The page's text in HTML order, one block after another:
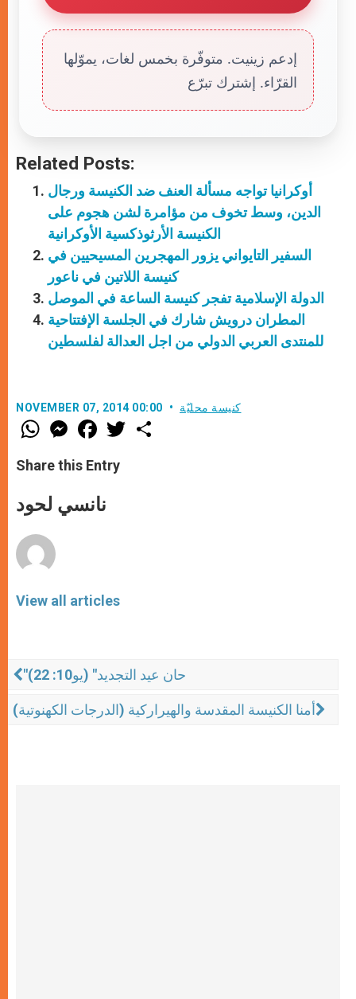
إدعم زينيت. متوفّرة بخمس لغات، يموّلها
القرّاء. إشترك تبرّع
Related Posts:
أوكرانيا تواجه مسألة العنف ضد الكنيسة ورجال
الدين، وسط تخوف من مؤامرة لشن هجوم على
الكنيسة الأرثوذكسية الأوكرانية
السفير التايواني يزور المهجرين المسيحيين في
كنيسة اللاتين في ناعور
الدولة الإسلامية تفجر كنيسة الساعة في الموصل
المطران درويش شارك في الجلسة الإفتتاحية
للمنتدى العربي الدولي من اجل العدالة لفلسطين
NOVEMBER 07, 2014 00:00 كنيسة محليّة
W
h
t
s
p
p
M
e
s
e
e
F
a
e
b
o
k
w
Share this Entry
نانسي لحود
View all articles
"حان عيد التجديد" (يو10: 22)
أمنا الكنيسة المقدسة والهيراركية (الدرجات الكهنوتية)